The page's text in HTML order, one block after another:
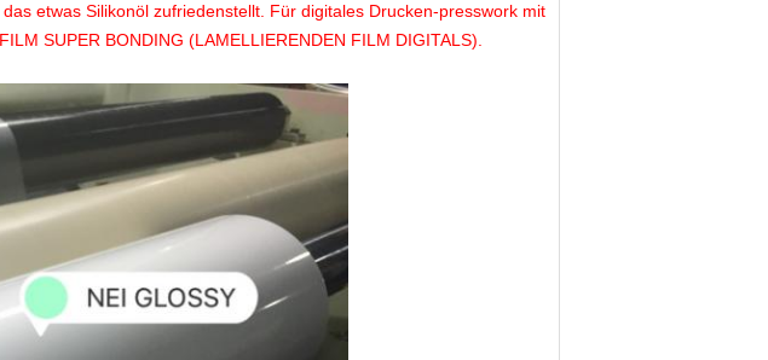
etwas Silikonöl zufriedenstellt. Für digitales Drucken-presswork mit
SUPER BONDING (LAMELLIERENDEN FILM DIGITALS).